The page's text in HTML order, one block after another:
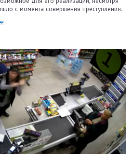
с момента совершения преступления.